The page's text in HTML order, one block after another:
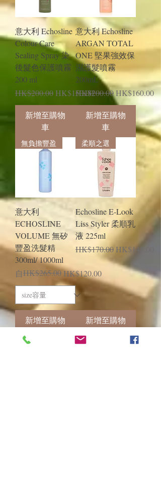
意大利 Echosline
Colour Care
Sealing Spray 染
後髮色保護噴霧
200 ml
一般價格
HK$200.00促銷價格
HK$150.00
新增至購物
車
意大利 Echosline
ARGAN TOTAL
ONE 堅果強效保
濕護髮噴霧
200mL
一般價格
HK$200.00促銷價格
HK$160.00
新增至購物
車
無負擔豐盈
意大利
ECHOSLINE
VOLUME 無矽
豐盈洗髮精
300ml/ 1000ml
自
一般價格
HK$265.00HK$120.00
促銷價格
新增至購物
柔順之選
Echosline E-Look
Liss Styler 柔順乳
液 225ml
一般價格
HK$170.00 促銷價格
HK$145.00
新增至購物